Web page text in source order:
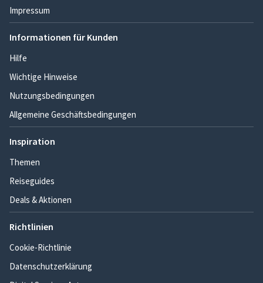
Impressum
Informationen für Kunden
Hilfe
Wichtige Hinweise
Nutzungsbedingungen
Allgemeine Geschäftsbedingungen
Inspiration
Themen
Reiseguides
Deals & Aktionen
Richtlinien
Cookie-Richtlinie
Datenschutzerklärung